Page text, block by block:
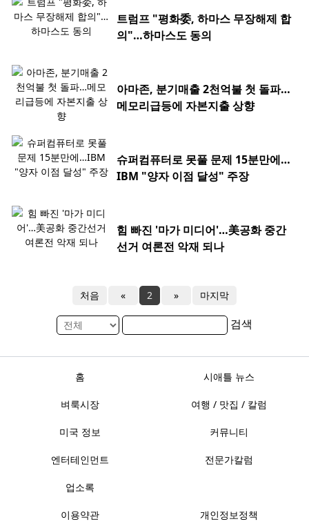
트럼프 "평화委, 하마스 무장해제 합
의"…하마스도 동의
아마존, 분기매출 2천억불 첫 돌파…
메모리급등에 자본지출 상향
슈퍼컴퓨터로 못풀 문제 15분만에…
IBM "양자 이점 달성" 주장
힘 빠진 '마가 미디어'…美공화 중간
선거 여론전 악재 되나
처음 « 2 » 마지막
검색
홈 시애틀 뉴스
벼룩시장 여행 / 맛집 / 칼럼
미국 정보 커뮤니티
엔터테인먼트 전문가칼럼
업소록
이용약관 개인정보정책